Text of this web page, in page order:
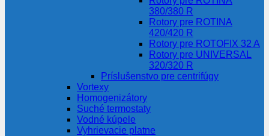
380/380 R
Rotory pre ROTINA
420/420 R
Rotory pre ROTOFIX 32 A
Rotory pre UNIVERSAL
320/320 R
Príslušenstvo pre centrifúgy
Vortexy
Homogenizátory
Suché termostaty
Vodné kúpele
Vyhrievacie platne